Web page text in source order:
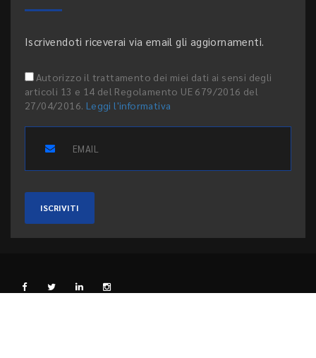
Iscrivendoti riceverai via email gli aggiornamenti.
Autorizzo il trattamento dei miei dati ai sensi degli
articoli 13 e 14 del Regolamento UE 679/2016 del
27/04/2016. Leggi l'informativa
ISCRIVITI